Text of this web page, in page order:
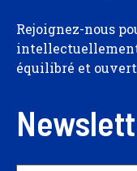
Rejoignez-nous
équilibré et